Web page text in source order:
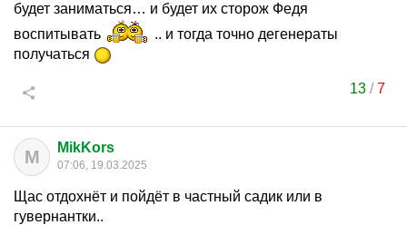
будет заниматься… и будет их сторож Федя
воспитывать
.. и тогда точно дегенераты
получаться
13 /7
M MikKors
07:06, 19.03.2025
Щас отдохнёт и пойдёт в частный садик или в
гувернантки..